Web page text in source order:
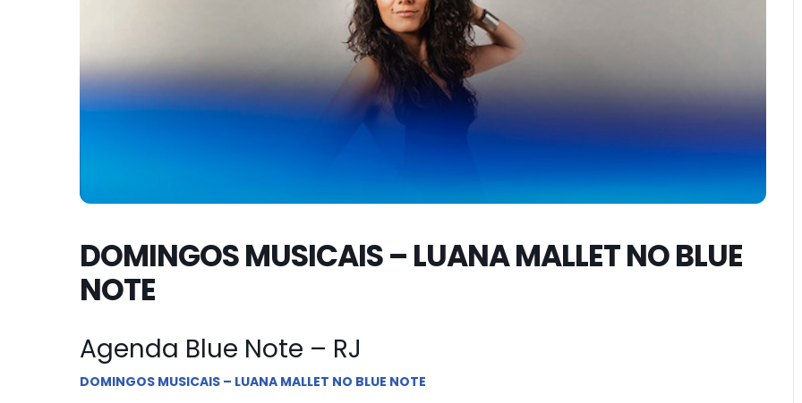
DOMINGOS MUSICAIS – LUANA MALLET NO BLUE
NOTE
Agenda Blue Note – RJ
DOMINGOS MUSICAIS – LUANA MALLET NO BLUE NOTE